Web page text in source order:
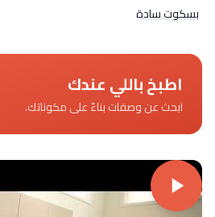
بسكوت سادة
اطبخ باللي عندك
ابحث عن وصفات بناءً على مكوناتك.